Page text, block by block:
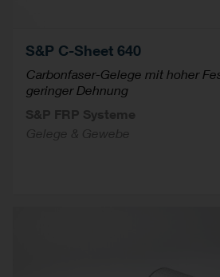
S&P C-Sheet 640
Carbonfaser-Gelege mit hoher
geringer Dehnung
S&P FRP Systeme
Gelege & Gewebe